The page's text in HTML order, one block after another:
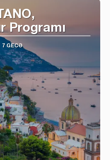
Programı
7 GECƏ